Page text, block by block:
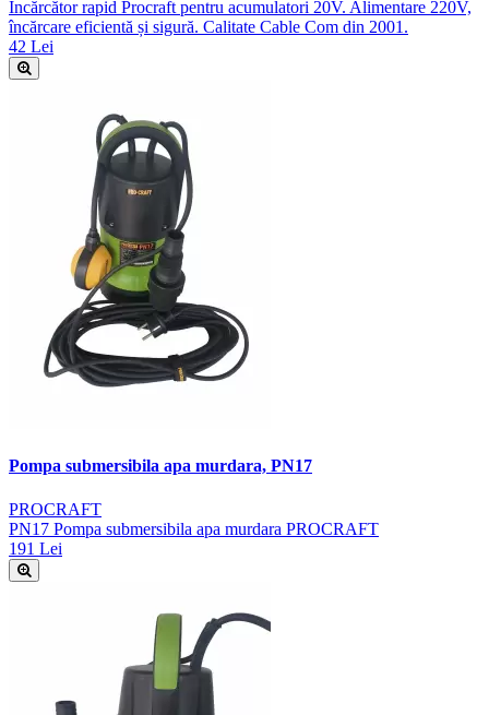
Încărcător rapid Procraft pentru acumulatori 20V. Alimentare 220V,
încărcare eficientă și sigură. Calitate Cable Com din 2001.
42 Lei
Pompa submersibila apa murdara, PN17
PROCRAFT
PN17 Pompa submersibila apa murdara PROCRAFT
191 Lei